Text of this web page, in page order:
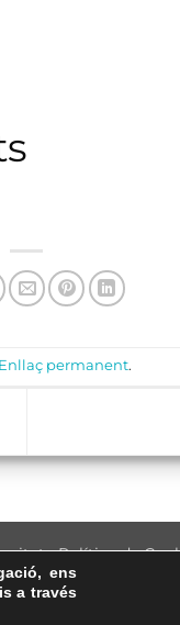
Enllaç permanent.
·Política de
CATALANA
ens
a través